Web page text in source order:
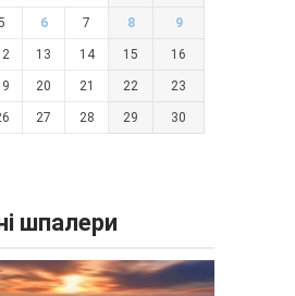
6 7 8 9
13 14 15 16
20 21 22 23
27 28 29 30
шпалери